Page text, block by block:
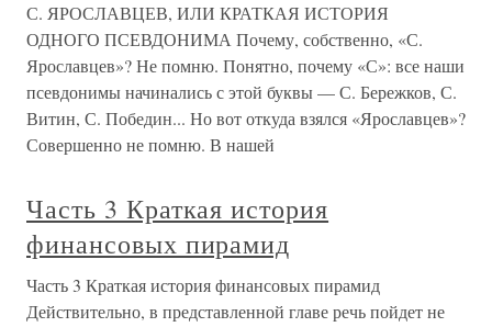
С. ЯРОСЛАВЦЕВ, ИЛИ КРАТКАЯ ИСТОРИЯ
ОДНОГО ПСЕВДОНИМА Почему, собственно, «С.
Ярославцев»? Не помню. Понятно, почему «С»: все наши
псевдонимы начинались с этой буквы — С. Бережков, С.
Витин, С. Победин... Но вот откуда взялся «Ярославцев»?
Совершенно не помню. В нашей
Часть 3 Краткая история
финансовых пирамид
Часть 3 Краткая история финансовых пирамид
Действительно, в представленной главе речь пойдет не